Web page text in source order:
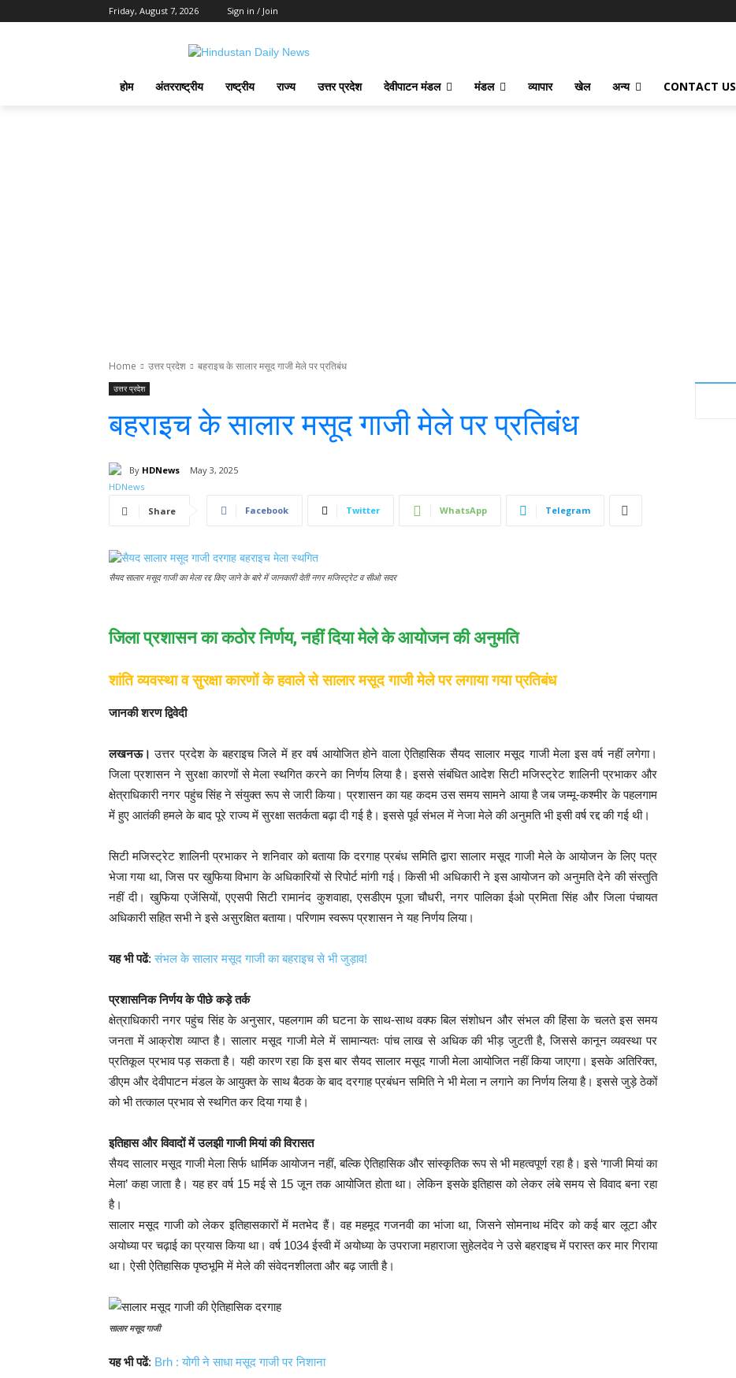
Friday, August 7, 2026 Sign in / Join
होम अंतरराष्ट्रीय राष्ट्रीय राज्य उत्तर प्रदेश देवीपाटन मंडल मंडल व्यापार खेल अन्य CONTACT US
Home उत्तर प्रदेश बहराइच के सालार मसूद गाजी मेले पर प्रतिबंध
उत्तर प्रदेश
बहराइच के सालार मसूद गाजी मेले पर प्रतिबंध
By HDNews May 3, 2025
Share Facebook Twitter WhatsApp Telegram
सैयद सालार मसूद गाजी का मेला रद्द किए जाने के बारे में जानकारी देती नगर मजिस्ट्रेट व सीओ सदर
जिला प्रशासन का कठोर निर्णय, नहीं दिया मेले के आयोजन की अनुमति
शांति व्यवस्था व सुरक्षा कारणों के हवाले से सालार मसूद गाजी मेले पर लगाया गया प्रतिबंध
जानकी शरण द्विवेदी
लखनऊ। उत्तर प्रदेश के बहराइच जिले में हर वर्ष आयोजित होने वाला ऐतिहासिक सैयद सालार मसूद गाजी मेला इस वर्ष नहीं लगेगा।
जिला प्रशासन ने सुरक्षा कारणों से मेला स्थगित करने का निर्णय लिया है। इससे संबंधित आदेश सिटी मजिस्ट्रेट शालिनी प्रभाकर और
क्षेत्राधिकारी नगर पहुंच सिंह ने संयुक्त रूप से जारी किया। प्रशासन का यह कदम उस समय सामने आया है जब जम्मू-कश्मीर के पहलगाम
में हुए आतंकी हमले के बाद पूरे राज्य में सुरक्षा सतर्कता बढ़ा दी गई है। इससे पूर्व संभल में नेजा मेले की अनुमति भी इसी वर्ष रद्द की गई थी।
सिटी मजिस्ट्रेट शालिनी प्रभाकर ने शनिवार को बताया कि दरगाह प्रबंध समिति द्वारा सालार मसूद गाजी मेले के आयोजन के लिए पत्र
भेजा गया था, जिस पर खुफिया विभाग के अधिकारियों से रिपोर्ट मांगी गई। किसी भी अधिकारी ने इस आयोजन को अनुमति देने की संस्तुति
नहीं दी। खुफिया एजेंसियों, एएसपी सिटी रामानंद कुशवाहा, एसडीएम पूजा चौधरी, नगर पालिका ईओ प्रमिता सिंह और जिला पंचायत
अधिकारी सहित सभी ने इसे असुरक्षित बताया। परिणाम स्वरूप प्रशासन ने यह निर्णय लिया।
यह भी पढें:संभल के सालार मसूद गाजी का बहराइच से भी जुड़ाव!
प्रशासनिक निर्णय के पीछे कड़े तर्क
क्षेत्राधिकारी नगर पहुंच सिंह के अनुसार, पहलगाम की घटना के साथ-साथ वक्फ बिल संशोधन और संभल की हिंसा के चलते इस समय
जनता में आक्रोश व्याप्त है। सालार मसूद गाजी मेले में सामान्यतः पांच लाख से अधिक की भीड़ जुटती है, जिससे कानून व्यवस्था पर
प्रतिकूल प्रभाव पड़ सकता है। यही कारण रहा कि इस बार सैयद सालार मसूद गाजी मेला आयोजित नहीं किया जाएगा। इसके अतिरिक्त,
डीएम और देवीपाटन मंडल के आयुक्त के साथ बैठक के बाद दरगाह प्रबंधन समिति ने भी मेला न लगाने का निर्णय लिया है। इससे जुड़े ठेकों
को भी तत्काल प्रभाव से स्थगित कर दिया गया है।
इतिहास और विवादों में उलझी गाजी मियां की विरासत
सैयद सालार मसूद गाजी मेला सिर्फ धार्मिक आयोजन नहीं, बल्कि ऐतिहासिक और सांस्कृतिक रूप से भी महत्वपूर्ण रहा है। इसे ‘गाजी मियां का
मेला’ कहा जाता है। यह हर वर्ष 15 मई से 15 जून तक आयोजित होता था। लेकिन इसके इतिहास को लेकर लंबे समय से विवाद बना रहा
है।
सालार मसूद गाजी को लेकर इतिहासकारों में मतभेद हैं। वह महमूद गजनवी का भांजा था, जिसने सोमनाथ मंदिर को कई बार लूटा और
अयोध्या पर चढ़ाई का प्रयास किया था। वर्ष 1034 ईस्वी में अयोध्या के उपराजा महाराजा सुहेलदेव ने उसे बहराइच में परास्त कर मार गिराया
था। ऐसी ऐतिहासिक पृष्ठभूमि में मेले की संवेदनशीलता और बढ़ जाती है।
सालार मसूद गाजी
यह भी पढें: Brh : योगी ने साधा मसूद गाजी पर निशाना